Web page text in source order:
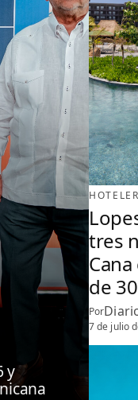
y
tres
de
Por
7 de julio